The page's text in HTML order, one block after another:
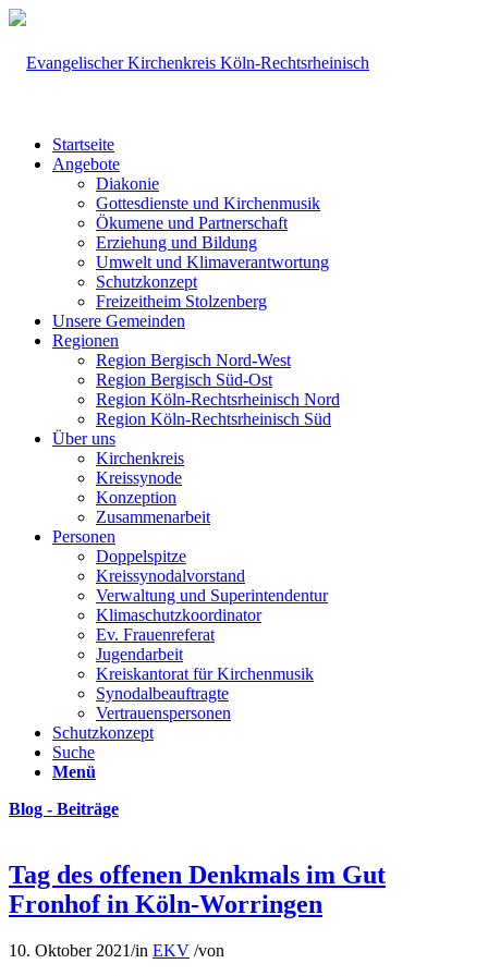
Startseite
Angebote
Diakonie
Gottesdienste und Kirchenmusik
Ökumene und Partnerschaft
Erziehung und Bildung
Umwelt und Klimaverantwortung
Schutzkonzept
Freizeitheim Stolzenberg
Unsere Gemeinden
Regionen
Region Bergisch Nord-West
Region Bergisch Süd-Ost
Region Köln-Rechtsrheinisch Nord
Region Köln-Rechtsrheinisch Süd
Über uns
Kirchenkreis
Kreissynode
Konzeption
Zusammenarbeit
Personen
Doppelspitze
Kreissynodalvorstand
Verwaltung und Superintendentur
Klimaschutzkoordinator
Ev. Frauenreferat
Jugendarbeit
Kreiskantorat für Kirchenmusik
Synodalbeauftragte
Vertrauenspersonen
Schutzkonzept
Suche
Menü
Blog - Beiträge
Tag des offenen Denkmals im Gut
Fronhof in Köln-Worringen
10. Oktober 2021/in EKV /von